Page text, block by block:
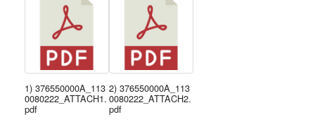
1) 376550000A_113
0080222_ATTACH1.
pdf
2) 376550000A_113
0080222_ATTACH2.
pdf